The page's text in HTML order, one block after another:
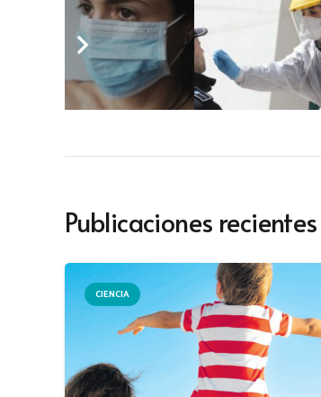
Publicaciones recientes
CIENCIA